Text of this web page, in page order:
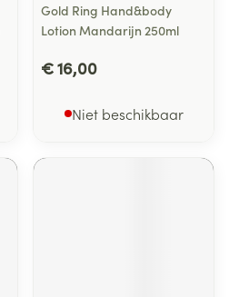
Gold Ring Hand&body
Lotion Mandarijn 250ml
€ 16,00
Niet beschikbaar